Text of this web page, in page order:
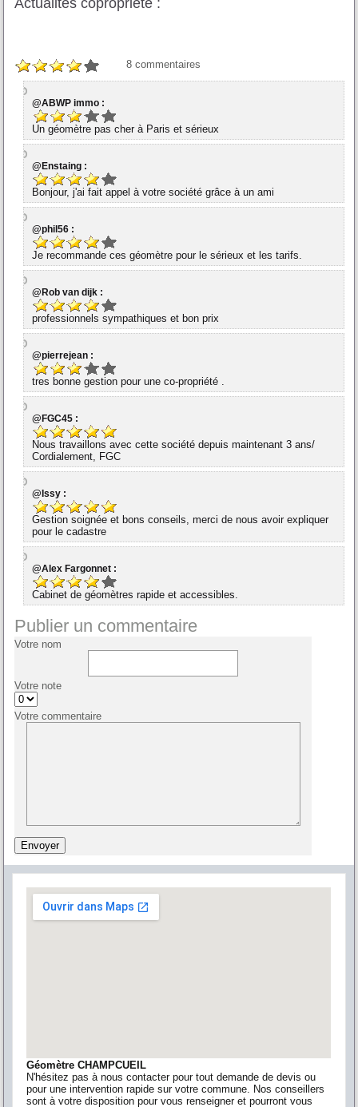
Actualités copropriété :
8 commentaires
@ABWP immo :
Un géomètre pas cher à Paris et sérieux
@Enstaing :
Bonjour, j'ai fait appel à votre société grâce à un ami
@phil56 :
Je recommande ces géomètre pour le sérieux et les tarifs.
@Rob van dijk :
professionnels sympathiques et bon prix
@pierrejean :
tres bonne gestion pour une co-propriété .
@FGC45 :
Nous travaillons avec cette société depuis maintenant 3 ans/
Cordialement, FGC
@Issy :
Gestion soignée et bons conseils, merci de nous avoir expliquer
pour le cadastre
@Alex Fargonnet :
Cabinet de géomètres rapide et accessibles.
Publier un commentaire
Votre nom
Votre note
Votre commentaire
Géomètre CHAMPCUEIL
N'hésitez pas à nous contacter pour tout demande de devis ou
pour une intervention rapide sur votre commune. Nos conseillers
sont à votre disposition pour vous renseigner et pourront vous